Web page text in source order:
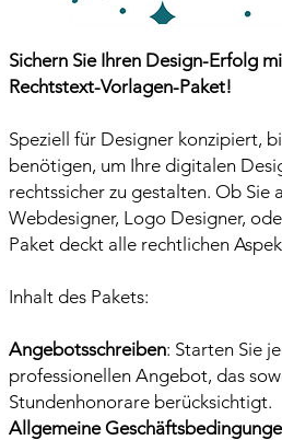
Sichern Sie Ihren Design-Erfolg
Rechtstext-Vorlagen-Paket!
Speziell für Designer konzipiert,
benötigen, um Ihre digitalen
rechtssicher zu gestalten. Ob Sie
Webdesigner, Logo Designer,
Paket deckt alle rechtlichen
Inhalt des Pakets:
Angebotsschreiben: Starten Sie
professionellen Angebot, das
Stundenhonorare berücksichtigt.
Allgemeine